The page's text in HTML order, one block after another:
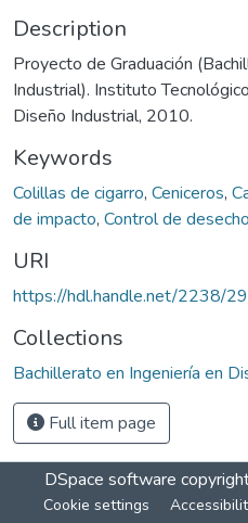
Description
Proyecto de Graduación
Industrial). Instituto
Diseño Industrial, 2010.
Keywords
Colillas de cigarro, Ceniceros,
de impacto, Control de
URI
https://hdl.handle.net/2238/
Collections
Bachillerato en Ingeniería en
Full item page
DSpace software
Cookie settings